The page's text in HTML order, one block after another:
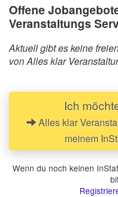
Offene
Veranstaltungs
Aktuell gibt es keine
von Alles klar
Ich
Alles klar
meinem
Wenn du noch keinen